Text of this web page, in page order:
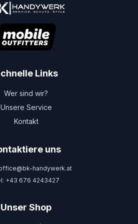
Links
Wer sind wir?
Unsere Service
Kontakt
uns
handywerk.at
+43 676 4243427
Unser Shop